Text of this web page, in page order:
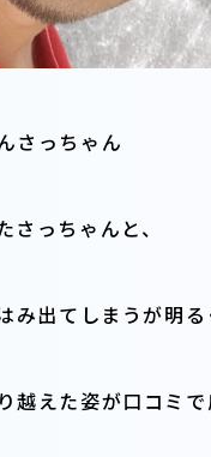
さっちゃん
っちゃんと、
み出てしまうが明る
越えた姿が口コミ